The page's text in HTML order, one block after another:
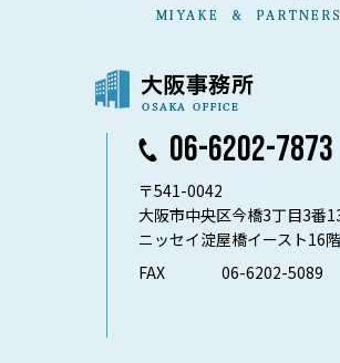
06-6202-7873
〒541-0042
大阪市中央区今橋3丁目3番
ニッセイ淀屋橋イースト16階
FAX
06-6202-5089